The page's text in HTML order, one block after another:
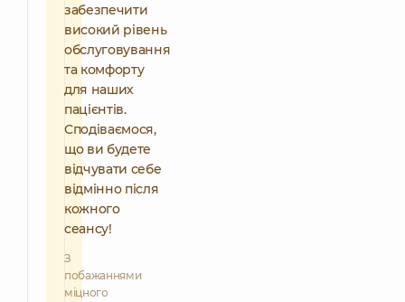
забезпечити
високий рівень
обслуговування
та комфорту
для наших
пацієнтів.
Сподіваємося,
що ви будете
відчувати себе
відмінно після
кожного
сеансу!
З
побажаннями
міцного